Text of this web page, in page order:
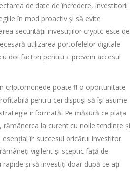
de date de încredere, investitorii
în mod proactiv și să evite
securității investițiilor crypto este de
utilizarea portofelelor digitale
doi factori pentru a preveni accesul
criptomonede poate fi o oportunitate
pentru cei dispuși să își asume
informată. Pe măsură ce piața
rămânerea la curent cu noile tendințe și
în succesul oricărui investitor
vigilent și sceptic față de
și să investiți doar după ce ați